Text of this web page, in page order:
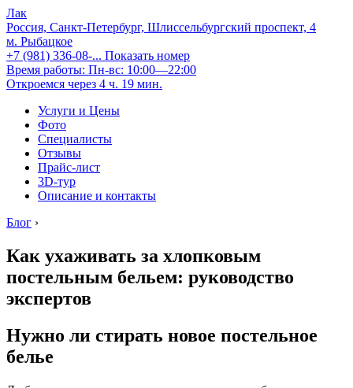
Лак
Россия, Санкт-Петербург, Шлиссельбургский проспект, 4
м. Рыбацкое
+7 (981) 336-08-... Показать номер
Время работы: Пн-вс: 10:00—22:00
Откроемся через 4 ч. 19 мин.
Услуги и Цены
Фото
Специалисты
Отзывы
Прайс-лист
3D-тур
Описание и контакты
Блог ›
Как ухаживать за хлопковым
постельным бельем: руководство
экспертов
Нужно ли стирать новое постельное
белье